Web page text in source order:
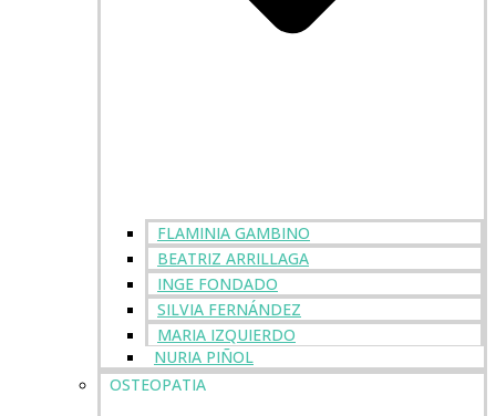
FLAMINIA GAMBINO
BEATRIZ ARRILLAGA
INGE FONDADO
SILVIA FERNÁNDEZ
MARIA IZQUIERDO
NURIA PIÑOL
OSTEOPATIA